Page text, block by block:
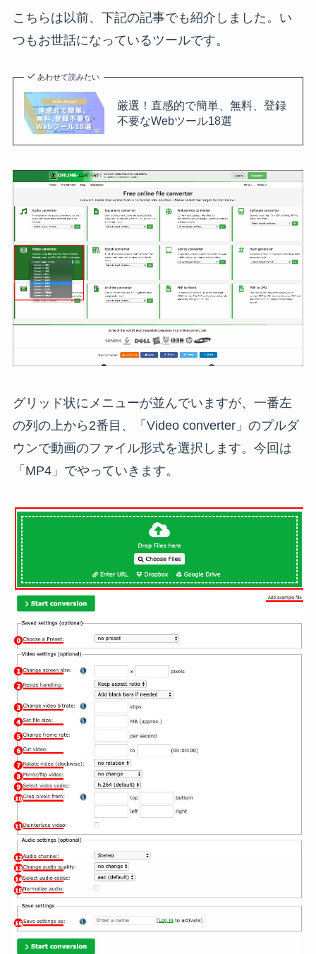
こちらは以前、下記の記事でも紹介しました。い
つもお世話になっているツールです。
あわせて読みたい
厳選！直感的で簡単、無料、登録
不要なWebツール18選
グリッド状にメニューが並んでいますが、一番左
の列の上から2番目、「Video converter」のプルダ
ウンで動画のファイル形式を選択します。今回は
「MP4」でやっていきます。